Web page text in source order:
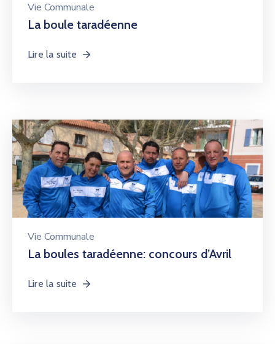
Vie Communale
La boule taradéenne
Lire la suite
Vie Communale
La boules taradéenne: concours d’Avril
Lire la suite